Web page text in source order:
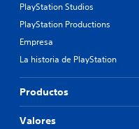
PlayStation Studios
PlayStation Productions
Empresa
La historia de PlayStation
Productos
Valores